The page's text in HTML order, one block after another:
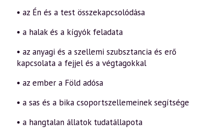
2.
rész
mennyiség
• az Én és a test összekapcsolódása
• a halak és a kígyók feladata
• az anyagi és a szellemi szubsztancia és erő
kapcsolata a fejjel és a végtagokkal
• az ember a Föld adósa
• a sas és a bika csoportszellemeinek segítsége
• a hangtalan állatok tudatállapota